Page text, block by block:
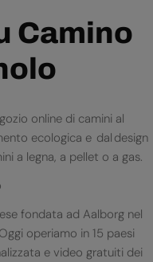
Camino
online di camini al
ecologica e dal design
a legna, a pellet o a gas.
fondata ad Aalborg nel
operiamo in 15 paesi
e video gratuiti dei